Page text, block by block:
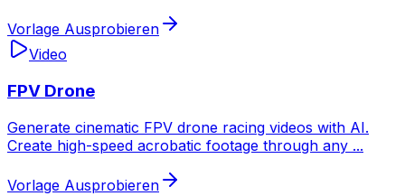
Vorlage Ausprobieren
Video
FPV Drone
Generate cinematic FPV drone racing videos with AI.
Create high-speed acrobatic footage through any ...
Vorlage Ausprobieren